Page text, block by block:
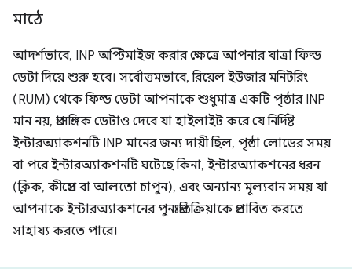
মাঠে
আদর্শভাবে, INP অপ্টিমাইজ করার ক্ষেত্রে আপনার যাত্রা ফিল্ড
ডেটা দিয়ে শুরু হবে। সর্বোত্তমভাবে, রিয়েল ইউজার মনিটরিং
(RUM) থেকে ফিল্ড ডেটা আপনাকে শুধুমাত্র একটি পৃষ্ঠার INP
মান নয়, প্রাসঙ্গিক ডেটাও দেবে যা হাইলাইট করে যে নির্দিষ্ট
ইন্টারঅ্যাকশনটি INP মানের জন্য দায়ী ছিল, পৃষ্ঠা লোডের সময়
বা পরে ইন্টারঅ্যাকশনটি ঘটেছে কিনা, ইন্টারঅ্যাকশনের ধরন
(ক্লিক, কীপ্রেস বা আলতো চাপুন), এবং অন্যান্য মূল্যবান সময় যা
আপনাকে ইন্টারঅ্যাকশনের পুনঃপ্রতিক্রিয়াকে প্রভাবিত করতে
সাহায্য করতে পারে।